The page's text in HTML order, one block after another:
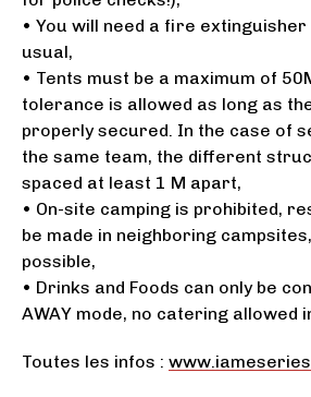
• You will need a fire extinguisher
usual,
• Tents must be a maximum of
tolerance is allowed as long as
properly secured. In the case of
the same team, the different
spaced at least 1 M apart,
• On-site camping is prohibited,
be made in neighboring
possible,
• Drinks and Foods can only be
AWAY mode, no catering allowed
Toutes les infos :